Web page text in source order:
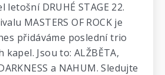
letošní DRUHÉ STAGE 22.
MASTERS OF ROCK je
přidáváme poslední trio
kapel. Jsou to: ALŽBĚTA,
a NAHUM. Sledujte